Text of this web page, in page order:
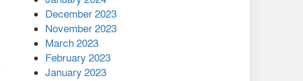
December 2023
November 2023
March 2023
February 2023
January 2023